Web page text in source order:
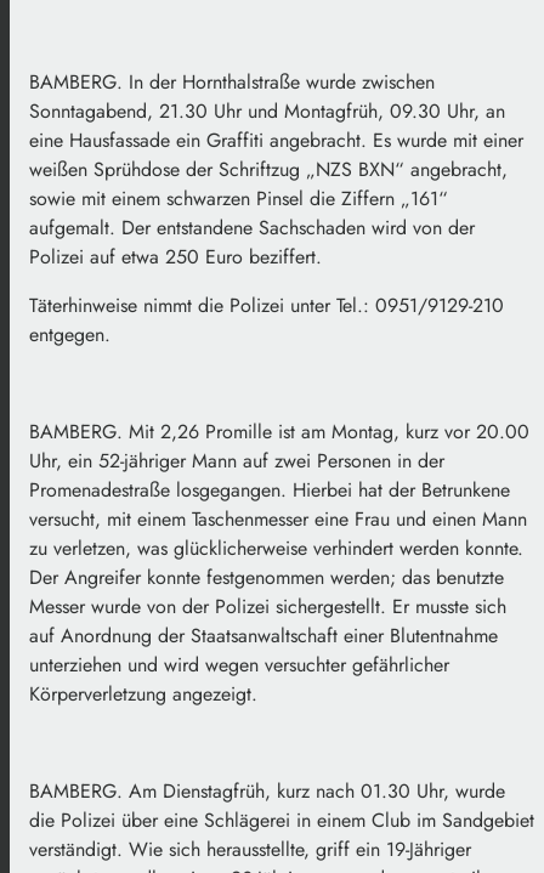
BAMBERG. In der Hornthalstraße wurde zwischen
Sonntagabend, 21.30 Uhr und Montagfrüh, 09.30 Uhr, an
eine Hausfassade ein Graffiti angebracht. Es wurde mit einer
weißen Sprühdose der Schriftzug „NZS BXN“ angebracht,
sowie mit einem schwarzen Pinsel die Ziffern „161“
aufgemalt. Der entstandene Sachschaden wird von der
Polizei auf etwa 250 Euro beziffert.
Täterhinweise nimmt die Polizei unter Tel.: 0951/9129-210
entgegen.
BAMBERG. Mit 2,26 Promille ist am Montag, kurz vor 20.00
Uhr, ein 52-jähriger Mann auf zwei Personen in der
Promenadestraße losgegangen. Hierbei hat der Betrunkene
versucht, mit einem Taschenmesser eine Frau und einen Mann
zu verletzen, was glücklicherweise verhindert werden konnte.
Der Angreifer konnte festgenommen werden; das benutzte
Messer wurde von der Polizei sichergestellt. Er musste sich
auf Anordnung der Staatsanwaltschaft einer Blutentnahme
unterziehen und wird wegen versuchter gefährlicher
Körperverletzung angezeigt.
BAMBERG. Am Dienstagfrüh, kurz nach 01.30 Uhr, wurde
die Polizei über eine Schlägerei in einem Club im Sandgebiet
verständigt. Wie sich herausstellte, griff ein 19-Jähriger